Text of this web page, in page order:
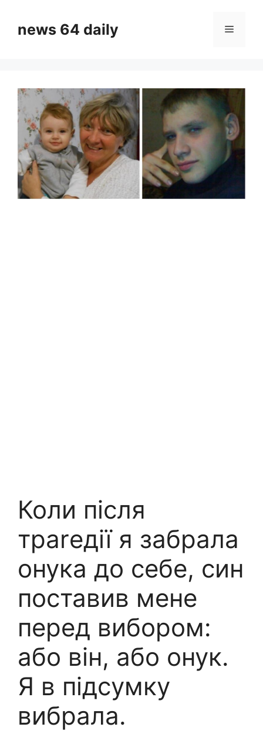
contentnews 64 daily Menu
Коли після
траrедії я забрала
онука до себе, син
поставив мене
перед вибором:
або він, або онук.
Я в підсумку
вибрала.